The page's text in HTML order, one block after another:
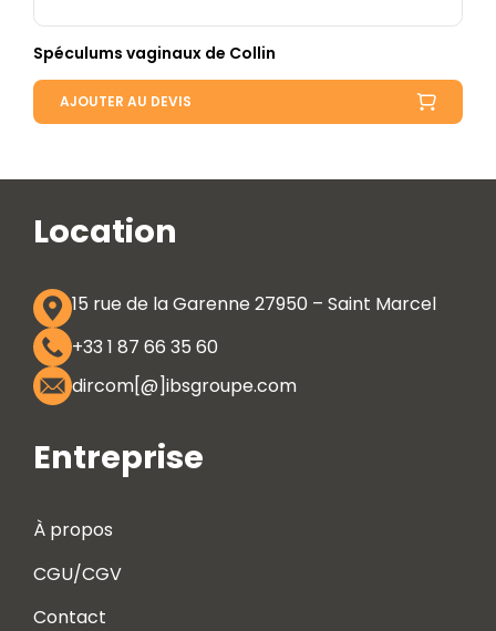
Spéculums vaginaux de Collin
AJOUTER AU DEVIS
Location
15 rue de la Garenne 27950 – Saint Marcel
+33 1 87 66 35 60
dircom[@]ibsgroupe.com
Entreprise
À propos
CGU/CGV
Contact